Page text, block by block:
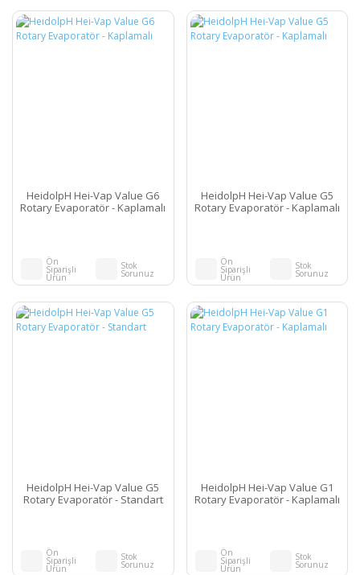
HeidolpH Hei-Vap Value G6
Rotary Evaporatör - Kaplamalı
Ön
Siparişli
Ürün
Stok
Sorunuz
HeidolpH Hei-Vap Value G5
Rotary Evaporatör - Kaplamalı
Ön
Siparişli
Ürün
Stok
Sorunuz
HeidolpH Hei-Vap Value G5
Rotary Evaporatör - Standart
Ön
Siparişli
Ürün
Stok
Sorunuz
HeidolpH Hei-Vap Value G1
Rotary Evaporatör - Kaplamalı
Ön
Siparişli
Ürün
Stok
Sorunuz